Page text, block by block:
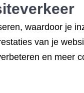
waardoor je
van je
en meer